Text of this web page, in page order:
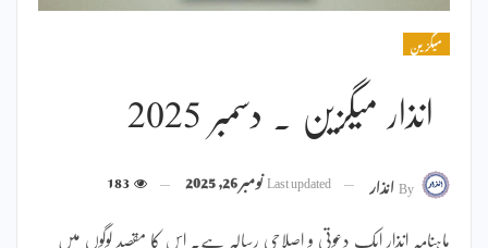
میگزین
انذار میگزین ۔ دسمبر 2025
Byانذار Last updatedنومبر 26, 2025
ماہنامہ انذار ایک دعوتی و اصلاحی رسالہ ہے۔ اس کا مقصد لوگوں میں